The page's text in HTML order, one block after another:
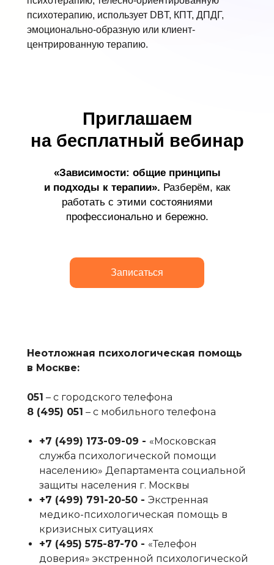
психотерапию, использует DBT, КПТ, ДПДГ,
эмоционально-образную или клиент-
центрированную терапию.
«Зависимости: общие принципы
и подходы к терапии». Разберём, как
работать с этими состояниями
профессионально и бережно.
Приглашаем
на бесплатный вебинар
Записаться
Неотложная психологическая помощь
в Москве:
051 – с городского телефона
8 (495) 051 – с мобильного телефона
+7 (499) 173-09-09‬ - «Московская
служба психологической помощи
населению» Департамента социальной
защиты населения г. Москвы
+7 (499) 791-20-50‬ - Экстренная
медико-психологическая помощь в
кризисных ситуациях
+7 (495) 575-87-70‬ - «Телефон
доверия» экстренной психологической